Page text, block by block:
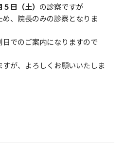
５ 日（土） の診察ですが
、院長のみの診察となりま
でのご案内になりますので
が、よろしくお願いいたしま